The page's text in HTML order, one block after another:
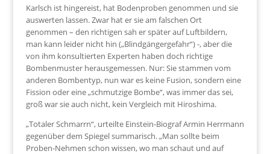
Karlsch ist hingereist, hat Bodenproben genommen und sie
auswerten lassen. Zwar hat er sie am falschen Ort
genommen – den richtigen sah er später auf Luftbildern,
man kann leider nicht hin („Blindgängergefahr“) -, aber die
von ihm konsultierten Experten haben doch richtige
Bombenmuster herausgemessen. Nur: Sie stammen vom
anderen Bombentyp, nun war es keine Fusion, sondern eine
Fission oder eine „schmutzige Bombe“, was immer das sei,
groß war sie auch nicht, kein Vergleich mit Hiroshima.
„Totaler Schmarrn“, urteilte Einstein-Biograf Armin Herrmann
gegenüber dem Spiegel summarisch. „Man sollte beim
Proben-Nehmen schon wissen, wo man schaut und auf